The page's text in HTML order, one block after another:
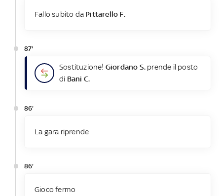
Fallo subito da Pittarello F.
87'
Sostituzione! Giordano S. prende il posto
di Bani C.
86'
La gara riprende
86'
Gioco fermo